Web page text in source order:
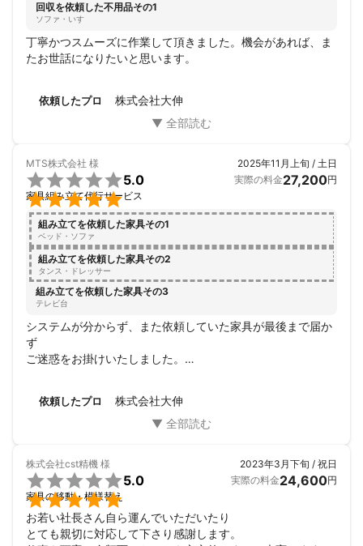
回収を依頼した不用品その1
ソファ・いす
丁寧かつスムーズに作業して頂きました。機会があれば、ま
たお世話になりたいと思います。
依頼したプロ 株式会社大伸
MTS株式会社 様


5.0
家具組み立て代行サービス
2025年11月上旬 / 土日
実際の料金27,200円
組み立てを依頼した家具その1
ベッド・ソファ
組み立てを依頼した家具その2
タンス・ドレッサー
組み立てを依頼した家具その3
テレビ台
システムが分からず、また依頼していた家具が最後まで届か
ず
ご迷惑をお掛けいたしました。
女性の責任者の方がとても対応よくかったです。
また、最後お掃除までして下さいました。
この度は有難うございました。
依頼したプロ 株式会社大伸
株式会社cst精機 様


5.0
家具の移動・模様替え
2023年3月下旬 / 祝日
実際の料金24,600円
お若い社長さん自ら運んでいただいたり
とても親切に対応して下さり感謝します。